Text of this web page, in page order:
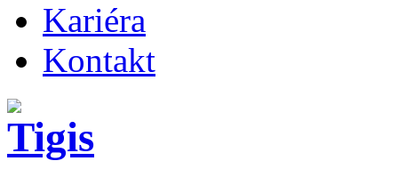
Kariéra
Kontakt